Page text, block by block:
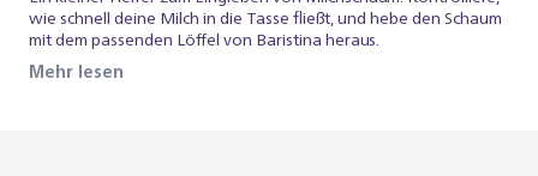
wie schnell deine Milch in die Tasse fließt, und hebe den Schaum
mit dem passenden Löffel von Baristina heraus.
Mehr lesen